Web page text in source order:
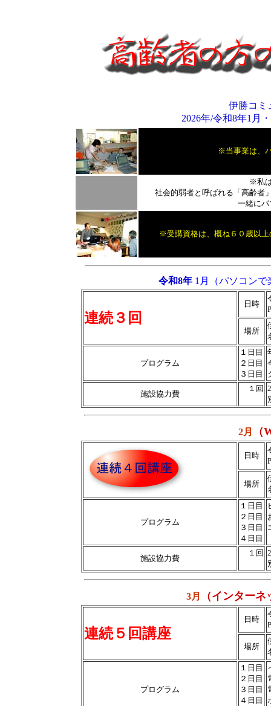
伊勝コ
2026年/令和8年1月
※当事業は、
※私
社会的弱者と呼ばれる「高齢者」
一緒に
※受講資格は、概ね６０歳以
令和8年 1月（パソコン
連続３回
日時
場所
プログラム
１日目
２日目
３日目
施設協力費
１回
2月
日時
場所
プログラム
１日目
２日目
３日目
４日目
施設協力費
１回
3月 （インター
連続５回講座
日時
場所
プログラム
１日目
２日目
３日目
４日目